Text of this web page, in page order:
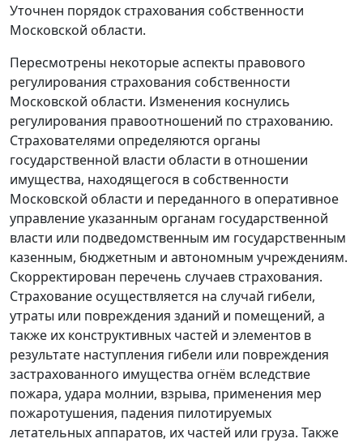
Уточнен порядок страхования собственности
Московской области.
Пересмотрены некоторые аспекты правового
регулирования страхования собственности
Московской области. Изменения коснулись
регулирования правоотношений по страхованию.
Страхователями определяются органы
государственной власти области в отношении
имущества, находящегося в собственности
Московской области и переданного в оперативное
управление указанным органам государственной
власти или подведомственным им государственным
казенным, бюджетным и автономным учреждениям.
Скорректирован перечень случаев страхования.
Страхование осуществляется на случай гибели,
утраты или повреждения зданий и помещений, а
также их конструктивных частей и элементов в
результате наступления гибели или повреждения
застрахованного имущества огнём вследствие
пожара, удара молнии, взрыва, применения мер
пожаротушения, падения пилотируемых
летательных аппаратов, их частей или груза. Также